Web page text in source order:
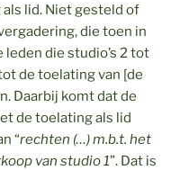
lid. Niet gesteld of
die toen in
die studio’s 2 tot
de toelating van [de
Daarbij komt dat de
de toelating als lid
“rechten (…) m.b.t. het
van studio 1”. Dat is